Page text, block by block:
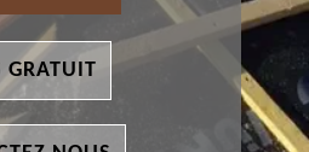
GRATUIT